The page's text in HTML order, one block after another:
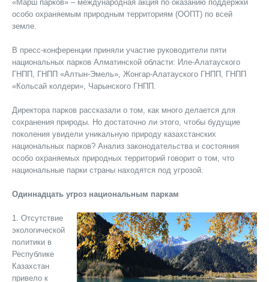
«Марш парков» – международная акция по оказанию поддержки
особо охраняемым природным территориям (ООПТ) по всей
земле.
В пресс-конференции приняли участие руководители пяти
национальных парков Алматинской области: Иле-Алатауского
ГНПП, ГНПП «Алтын-Эмель», Жонгар-Алатауского ГНПП, ГНПП
«Кольсай колдери», Чарынского ГНПП.
Директора парков рассказали о том, как много делается для
сохранения природы. Но достаточно ли этого, чтобы будущие
поколения увидели уникальную природу казахстанских
национальных парков? Анализ законодательства и состояния
особо охраняемых природных территорий говорит о том, что
национальные парки страны находятся под угрозой.
Одиннадцать угроз национальным паркам
1. Отсутствие
экологической
политики в
Республике
Казахстан
привело к